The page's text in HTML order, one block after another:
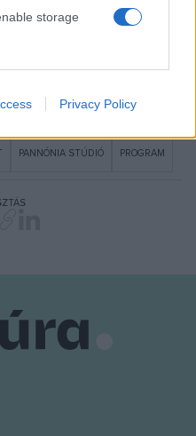
storage
storage
and other
Privacy Policy
is itt lehet
PANNÓNIA STÚDIÓ PROGRAM